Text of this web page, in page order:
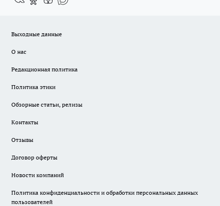
Выходные данные
О нас
Редакционная политика
Политика этики
Обзорные статьи, релизы
Контакты
Отзывы
Договор оферты
Новости компаний
Политика конфиденциальности и обработки персональных данных
пользователей